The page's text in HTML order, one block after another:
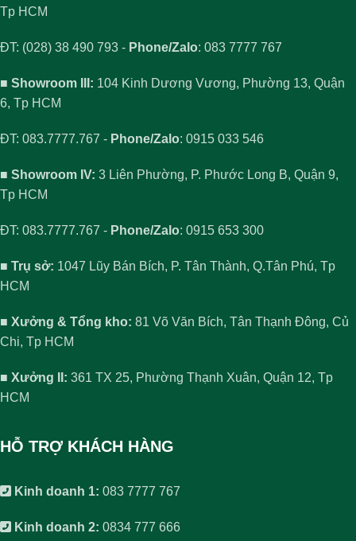
Tp HCM
ĐT: (028) 38 490 793 - Phone/Zalo: 083 7777 767
■ Showroom III: 104 Kinh Dương Vương, Phường 13, Quận
6, Tp HCM
ĐT: 083.7777.767 - Phone/Zalo: 0915 033 546
■ Showroom IV: 3 Liên Phường, P. Phước Long B, Quận 9,
Tp HCM
ĐT: 083.7777.767 - Phone/Zalo: 0915 653 300
■ Trụ sở: 1047 Lũy Bán Bích, P. Tân Thành, Q.Tân Phú, Tp
HCM
■ Xưởng & Tổng kho: 81 Võ Văn Bích, Tân Thạnh Đông, Củ
Chi, Tp HCM
■ Xưởng II: 361 TX 25, Phường Thạnh Xuân, Quận 12, Tp
HCM
HỖ TRỢ KHÁCH HÀNG
Kinh doanh 1: 083 7777 767
Kinh doanh 2: 0834 777 666